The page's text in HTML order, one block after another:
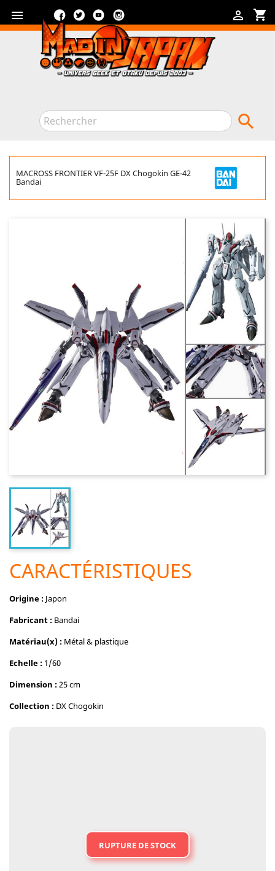
 shopping_cart

FacebookTwitterYouTube

MACROSS FRONTIER VF-25F DX Chogokin GE-42
Bandai
CARACTÉRISTIQUES
Origine : Japon
Fabricant : Bandai
Matériau(x) : Métal & plastique
Echelle : 1/60
Dimension :25 cm
Collection : DX Chogokin
RUPTURE DE STOCK